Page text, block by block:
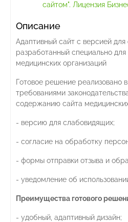
сайтом". Лицензия
Описание
Адаптивный сайт с версией для
разработанный специально
медицинских организаций
Готовое решение реализовано
требованиями
содержанию сайта
- версию для слабовидящих;
- согласие на обработку
- формы отправки отзыва и
- уведомление об
Преимущества готового
- удобный, адаптивный дизайн;